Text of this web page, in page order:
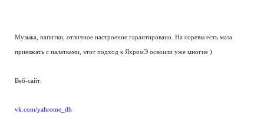
Музыка, напитки, отличное настроение гарантировано. На соревы есть маза
приезжать с палатками, этот подход к ЯхромЭ освоили уже многие )
Веб-сайт:
vk.com/yahrome_dh